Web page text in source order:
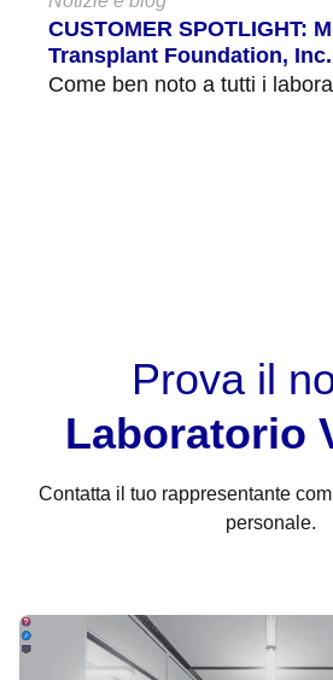
CUSTOMER SPOTLIGHT:
Transplant Foundation, Inc.
Convalida e
Come ben noto a tutti i
Prova il
Laboratorio
Contatta il tuo rappresentante
personale.